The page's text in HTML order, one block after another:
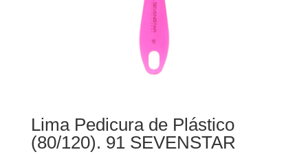
Lima Pedicura de Plástico
(80/120). 91 SEVENSTAR